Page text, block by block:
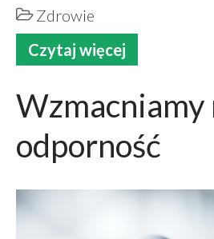
Zdrowie
Czytaj więcej
Wzmacniamy
odporność